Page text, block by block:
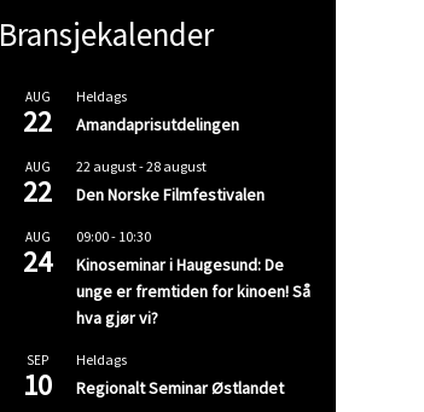
Bransjekalender
AUG
22
Heldags
Amandaprisutdelingen
AUG
22
22 august-28 august
Den Norske Filmfestivalen
AUG
24
09:00- 10:30
Kinoseminar i Haugesund: De
unge er fremtiden for kinoen! Så
hva gjør vi?
SEP
10
Heldags
Regionalt Seminar Østlandet